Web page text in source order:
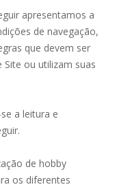
apresentamos a
de navegação,
que devem ser
ou utilizam suas
a leitura e
de hobby
os diferentes